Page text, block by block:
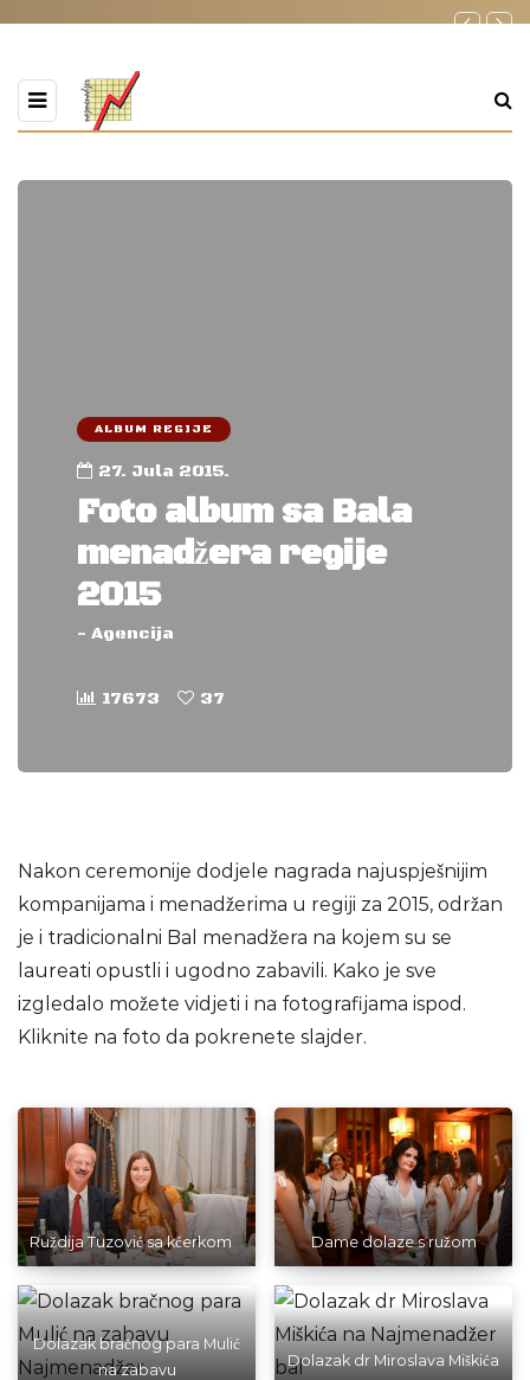
ALBUM REGIJE
27. Jula 2015.
Foto album sa Bala
menadžera regije
2015
- Agencija
17673 37
Nakon ceremonije dodjele nagrada najuspješnijim
kompanijama i menadžerima u regiji za 2015, održan
je i tradicionalni Bal menadžera na kojem su se
laureati opustli i ugodno zabavili. Kako je sve
izgledalo možete vidjeti i na fotografijama ispod.
Kliknite na foto da pokrenete slajder.
Ruždija Tuzović sa kćerkom Dame dolaze s ružom
Dolazak bračnog para Mulić
na zabavu
Dolazak dr Miroslava Miškića